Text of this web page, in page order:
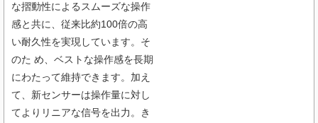
な摺動性によるスムーズな操作
感と共に、従来比約100倍の高
い耐久性を実現しています。そ
のた め、ベストな操作感を長期
にわたって維持できます。加え
て、新センサーは操作量に対し
てよりリニアな信号を出力。き